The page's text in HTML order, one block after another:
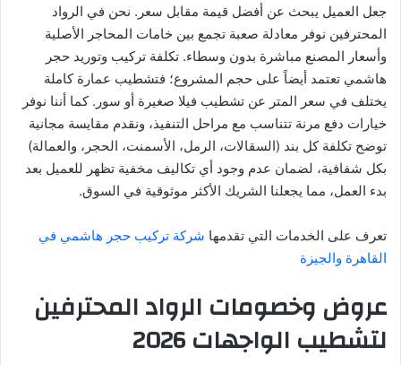
جعل العميل يبحث عن أفضل قيمة مقابل سعر. نحن في الرواد
المحترفين نوفر معادلة صعبة تجمع بين خامات المحاجر الأصلية
وأسعار المصنع مباشرة بدون وسطاء. تكلفة تركيب وتوريد حجر
هاشمي تعتمد أيضاً على حجم المشروع؛ فتشطيب عمارة كاملة
يختلف في سعر المتر عن تشطيب فيلا صغيرة أو سور. كما أننا نوفر
خيارات دفع مرنة تتناسب مع مراحل التنفيذ، ونقدم مقايسة مجانية
توضح تكلفة كل بند (السقالات، الرمل، الأسمنت، الحجر، والعمالة)
بكل شفافية، لضمان عدم وجود أي تكاليف مخفية تظهر للعميل بعد
بدء العمل، مما يجعلنا الشريك الأكثر موثوقية في السوق.
تعرف على الخدمات التي تقدمها شركة تركيب حجر هاشمي في
القاهرة والجيزة
عروض وخصومات الرواد المحترفين
لتشطيب الواجهات 2026